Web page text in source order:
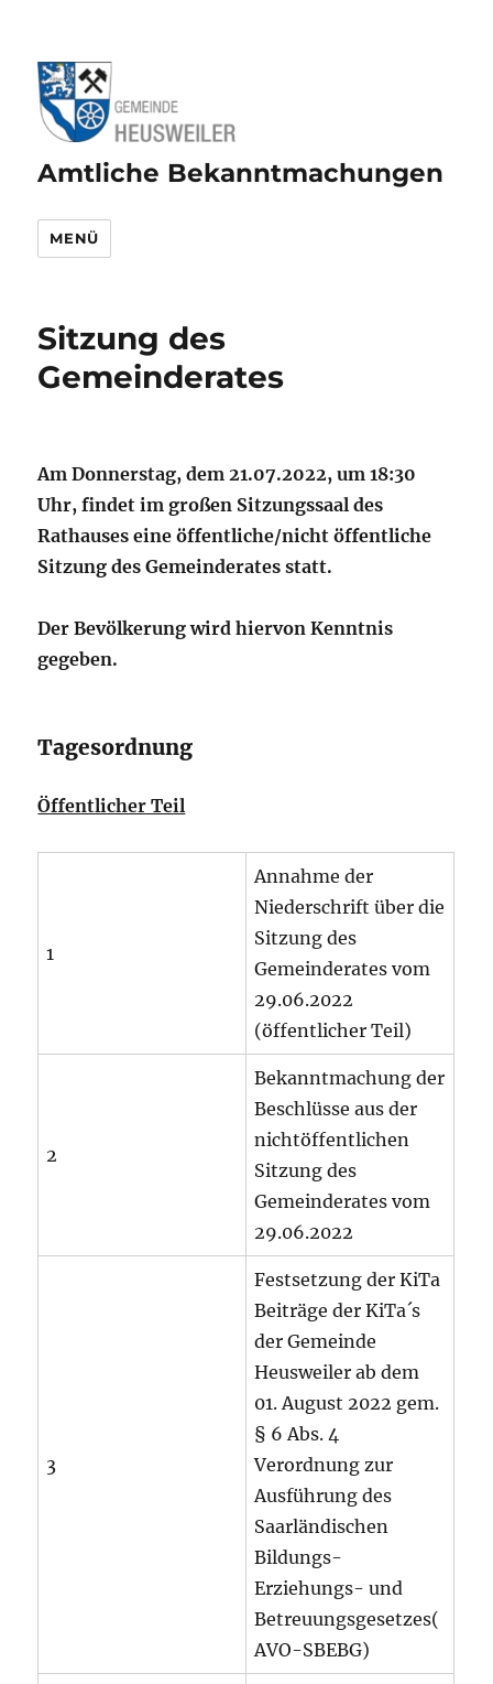
Amtliche Bekanntmachungen
MENÜ
Sitzung des
Gemeinderates
Am Donnerstag, dem 21.07.2022, um 18:30
Uhr, findet im großen Sitzungssaal des
Rathauses eine öffentliche/nicht öffentliche
Sitzung des Gemeinderates statt.
Der Bevölkerung wird hiervon Kenntnis
gegeben.
Tagesordnung
Öffentlicher Teil
1
Annahme der
Niederschrift über die
Sitzung des
Gemeinderates vom
29.06.2022
(öffentlicher Teil)
2
Bekanntmachung der
Beschlüsse aus der
nichtöffentlichen
Sitzung des
Gemeinderates vom
29.06.2022
3
Festsetzung der KiTa
Beiträge der KiTa´s
der Gemeinde
Heusweiler ab dem
01. August 2022 gem.
§ 6 Abs. 4
Verordnung zur
Ausführung des
Saarländischen
Bildungs-
Erziehungs- und
Betreuungsgesetzes(
AVO-SBEBG)